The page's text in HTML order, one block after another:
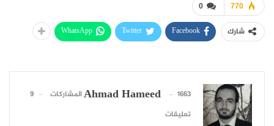
0 770
شارك Facebook
Twitter
WhatsApp
Ahmad Hameed 1663 المشاركات
9
تعليقات